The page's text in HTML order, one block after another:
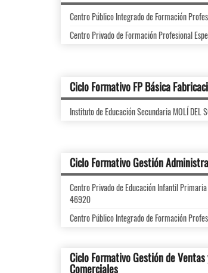
Centro Público Integrado de Formación
Centro Privado de Formación Profesional
Ciclo Formativo FP Básica
Instituto de Educación Secundaria MOLÍ DEL
Ciclo Formativo Gestión
Centro Privado de Educación Infantil Primaria
46920
Centro Público Integrado de Formación
Ciclo Formativo Gestión de Ventas
Comerciales